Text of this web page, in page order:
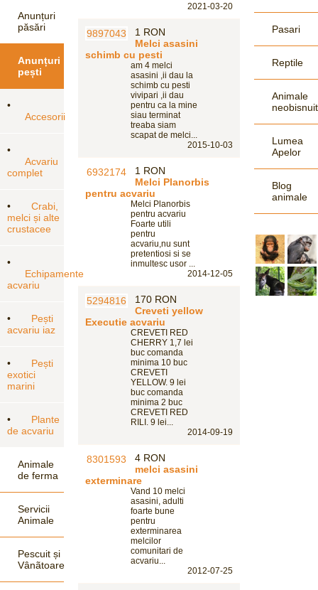
Anunțuri
păsări
Anunțuri
pești
•
Accesorii
•
Acvariu
complet
•
Crabi,
melci și alte
crustacee
•
Echipamente
acvariu
•
Pești
acvariu iaz
•
Pești
exotici
marini
•
Plante
de acvariu
Animale
de ferma
Servicii
Animale
Pescuit și
Vânãtoare
2021-03-20
1 RON
Melci asasini
schimb cu pesti
am 4 melci
asasini ,ii dau la
schimb cu pesti
vivipari ,ii dau
pentru ca la mine
siau terminat
treaba siam
scapat de melci...
2015-10-03
1 RON
Melci Planorbis
pentru acvariu
Melci Planorbis
pentru acvariu
Foarte utili
pentru
acvariu,nu sunt
pretentiosi si se
inmultesc usor ...
2014-12-05
170 RON
Creveti yellow
Executie acvariu
CREVETI RED
CHERRY 1,7 lei
buc comanda
minima 10 buc
CREVETI
YELLOW. 9 lei
buc comanda
minima 2 buc
CREVETI RED
RILI. 9 lei...
2014-09-19
4 RON
melci asasini
exterminare
Vand 10 melci
asasini, adulti
foarte bune
pentru
exterminarea
melcilor
comunitari de
acvariu...
2012-07-25
Pasari
Reptile
Animale
Lumea
Apelor
Blog
animale